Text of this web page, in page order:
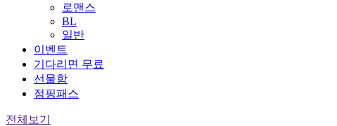
로맨스
BL
일반
이벤트
기다리면 무료
선물함
점핑패스
전체보기